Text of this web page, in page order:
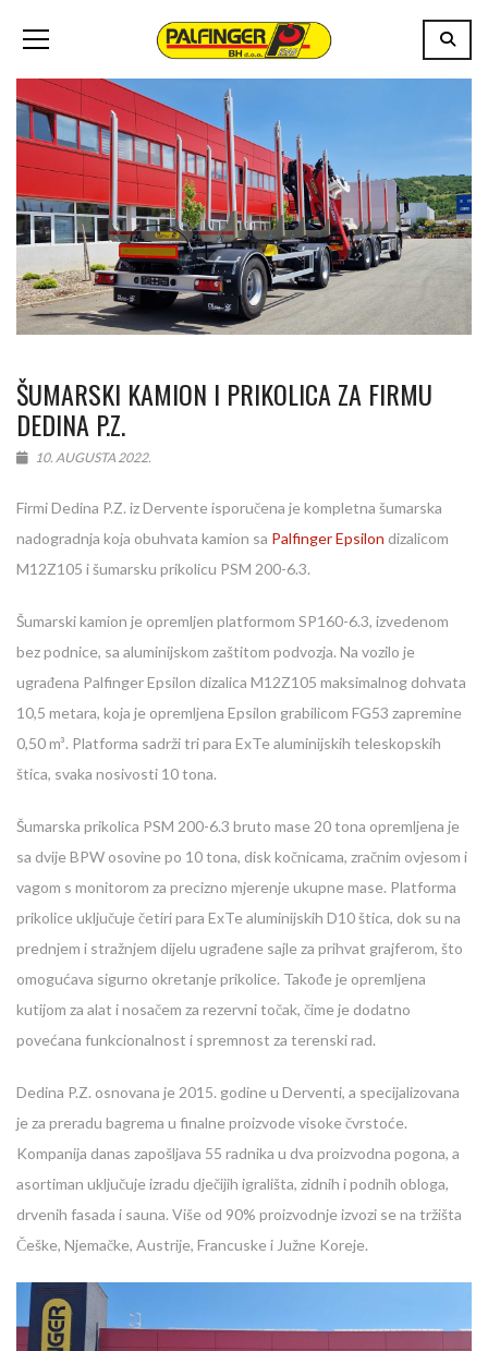
ŠUMARSKI KAMION I PRIKOLICA ZA FIRMU
DEDINA P.Z.
10. AUGUSTA 2022.
Firmi Dedina P.Z. iz Dervente isporučena je kompletna šumarska
nadogradnja koja obuhvata kamion sa Palfinger Epsilon dizalicom
M12Z105 i šumarsku prikolicu PSM 200-6.3.
Šumarski kamion je opremljen platformom SP160-6.3, izvedenom
bez podnice, sa aluminijskom zaštitom podvozja. Na vozilo je
ugrađena Palfinger Epsilon dizalica M12Z105 maksimalnog dohvata
10,5 metara, koja je opremljena Epsilon grabilicom FG53 zapremine
0,50 m³. Platforma sadrži tri para ExTe aluminijskih teleskopskih
štica, svaka nosivosti 10 tona.
Šumarska prikolica PSM 200-6.3 bruto mase 20 tona opremljena je
sa dvije BPW osovine po 10 tona, disk kočnicama, zračnim ovjesom i
vagom s monitorom za precizno mjerenje ukupne mase. Platforma
prikolice uključuje četiri para ExTe aluminijskih D10 štica, dok su na
prednjem i stražnjem dijelu ugrađene sajle za prihvat grajferom, što
omogućava sigurno okretanje prikolice. Takođe je opremljena
kutijom za alat i nosačem za rezervni točak, čime je dodatno
povećana funkcionalnost i spremnost za terenski rad.
Dedina P.Z. osnovana je 2015. godine u Derventi, a specijalizovana
je za preradu bagrema u finalne proizvode visoke čvrstoće.
Kompanija danas zapošljava 55 radnika u dva proizvodna pogona, a
asortiman uključuje izradu dječijih igrališta, zidnih i podnih obloga,
drvenih fasada i sauna. Više od 90% proizvodnje izvozi se na tržišta
Češke, Njemačke, Austrije, Francuske i Južne Koreje.